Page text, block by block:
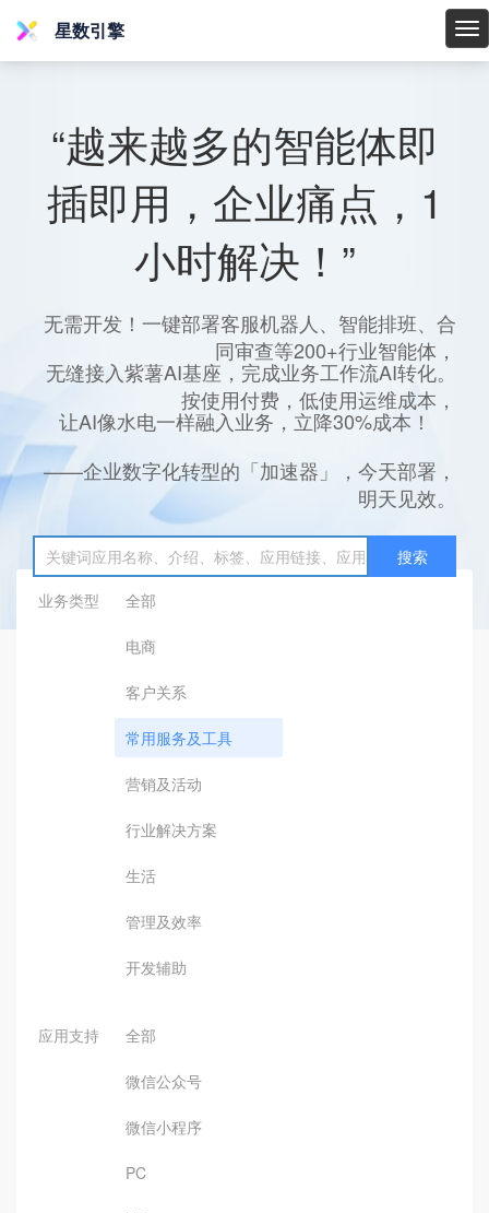
星
星数引擎
“越来越多的智能体即
插即用，企业痛点，1
小时解决！”
无需开发！一键部署客服机器人、智能排班、合
同审查等200+行业智能体，
无缝接入紫薯AI基座，完成业务工作流AI转化。
按使用付费，低使用运维成本，
让AI像水电一样融入业务，立降30%成本！
——企业数字化转型的「加速器」，今天部署，
明天见效。
搜索
业务类型
全部
电商
客户关系
常用服务及工具
营销及活动
行业解决方案
生活
管理及效率
开发辅助
应用支持 全部
微信公众号
微信小程序
PC